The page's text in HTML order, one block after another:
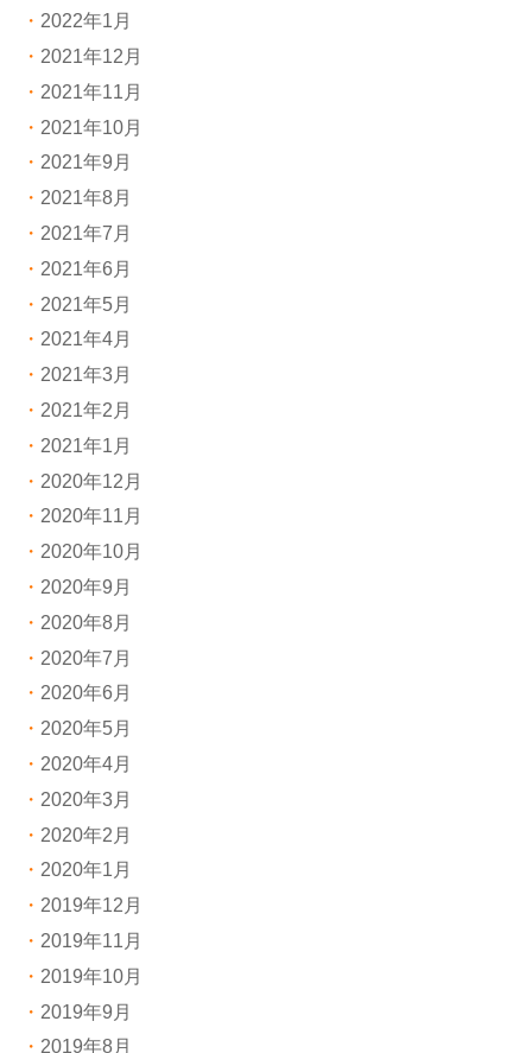
2022年1月
2021年12月
2021年11月
2021年10月
2021年9月
2021年8月
2021年7月
2021年6月
2021年5月
2021年4月
2021年3月
2021年2月
2021年1月
2020年12月
2020年11月
2020年10月
2020年9月
2020年8月
2020年7月
2020年6月
2020年5月
2020年4月
2020年3月
2020年2月
2020年1月
2019年12月
2019年11月
2019年10月
2019年9月
2019年8月